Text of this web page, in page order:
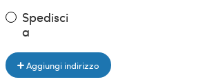
Spedisci
a
Aggiungi indirizzo